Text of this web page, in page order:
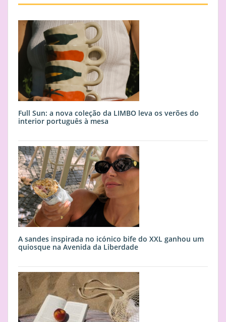
Full Sun: a nova coleção da LIMBO leva os verões do
interior português à mesa
A sandes inspirada no icónico bife do XXL ganhou um
quiosque na Avenida da Liberdade